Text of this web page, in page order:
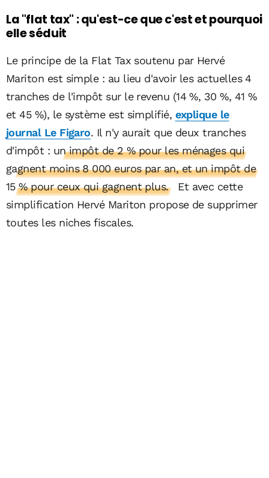
La "flat tax" : qu'est-ce que c'est et pourquoi
elle séduit
Le principe de la Flat Tax soutenu par Hervé
Mariton est simple : au lieu d'avoir les actuelles 4
tranches de l'impôt sur le revenu (14 %, 30 %, 41 %
et 45 %), le système est simplifié, explique le
journal Le Figaro. Il n'y aurait que deux tranches
d'impôt : un impôt de 2 % pour les ménages qui
gagnent moins 8 000 euros par an, et un impôt de
15 % pour ceux qui gagnent plus.
Et avec cette
simplification Hervé Mariton propose de supprimer
toutes les niches fiscales.